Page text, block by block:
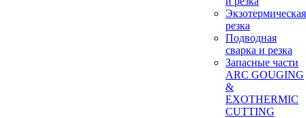
Экзотермическая
резка
Подводная
сварка и резка
Запасные части
ARC GOUGING
&
EXOTHERMIC
CUTTING